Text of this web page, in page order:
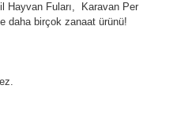
Hayvan Fuları, Karavan Per
daha birçok zanaat ürünü!